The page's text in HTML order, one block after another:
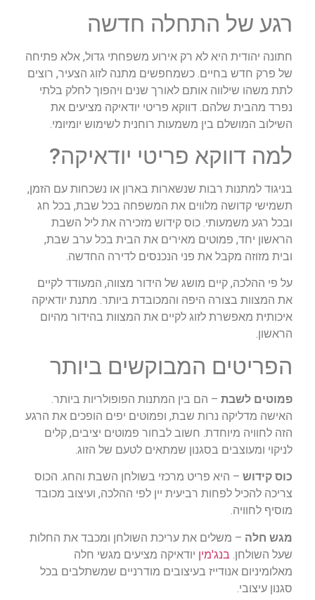
רגע של התחלה חדשה
חתונה יהודית היא לא רק אירוע משפחתי גדול, אלא פתיחה
של פרק חדש בחיים. כשמחפשים מתנה לזוג הצעיר, רוצים
לתת משהו שילווה אותם לאורך שנים ויהפוך לחלק בלתי
נפרד מהבית שלהם. דווקא פריטי יודאיקה מציעים את
השילוב המושלם בין משמעות רוחנית לשימוש יומיומי.
למה דווקא פריטי יודאיקה?
בניגוד למתנות רבות שנשארות בארון או נשכחות עם הזמן,
תשמישי קדושה מלווים את המשפחה בכל שבת, בכל חג
ובכל רגע משמעותי. כוס קידוש מזכירה את ליל השבת
הראשון יחד, פמוטים מאירים את הבית בכל ערב שבת,
ובית מזוזה מקבל את פני הנכנסים לדירה החדשה.
על פי ההלכה, קיים מושג של הידור מצווה, המעודד לקיים
את המצוות בצורה היפה והמכובדת ביותר. מתנת יודאיקה
איכותית מאפשרת לזוג לקיים את המצוות בהידור מהיום
הראשון.
הפריטים המבוקשים ביותר
פמוטים לשבת – הם בין המתנות הפופולריות ביותר.
האישה מדליקה נרות שבת, ופמוטים יפים הופכים את הרגע
הזה לחוויה מיוחדת. חשוב לבחור פמוטים יציבים, קלים
לניקוי ומעוצבים בסגנון שמתאים לטעם של הזוג.
כוס קידוש – היא פריט מרכזי בשולחן השבת והחג. הכוס
צריכה להכיל לפחות רביעית יין לפי ההלכה, ועיצוב מכובד
מוסיף לחוויה.
מגש חלה – משלים את עריכת השולחן ומכבד את החלות
שעל השולחן. בנג'מין יודאיקה מציעים מגשי חלה
מאלומיניום אנודייז בעיצובים מודרניים שמשתלבים בכל
סגנון עיצובי.